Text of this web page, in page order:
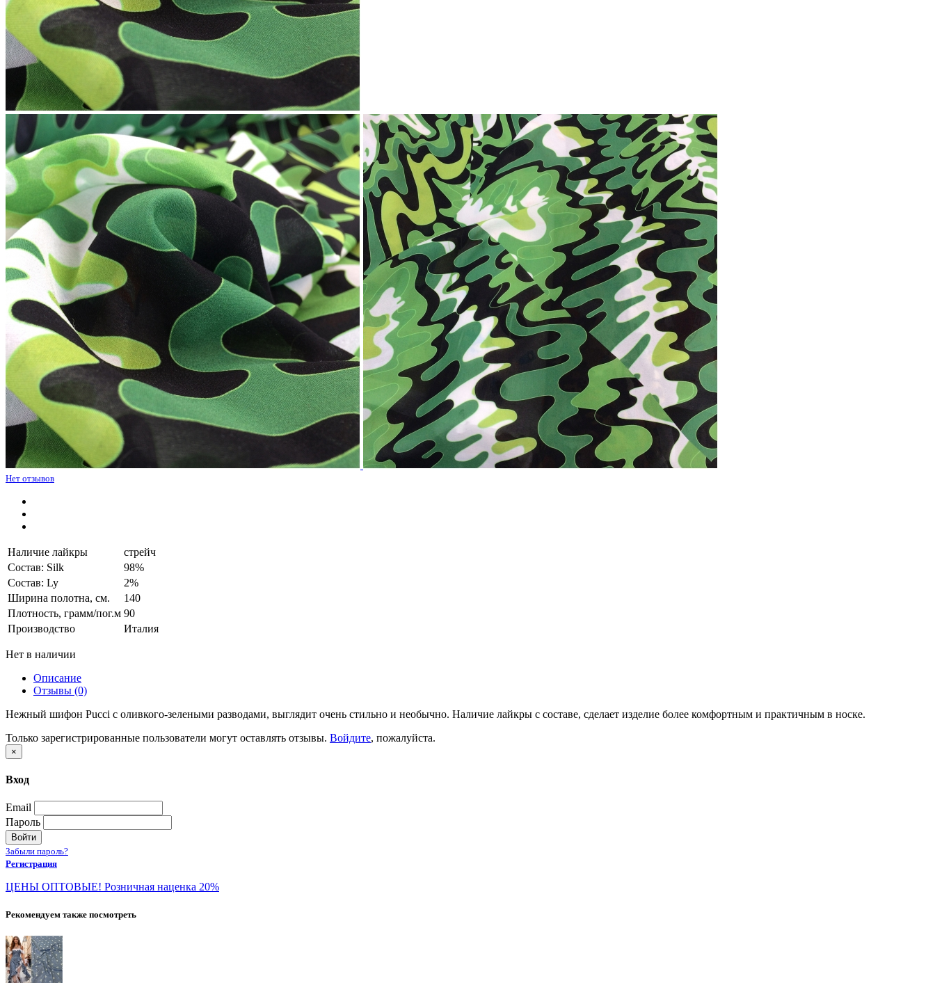
Нет отзывов
Наличие лайкры
стрейч
Состав: Silk
98%
Состав: Ly
2%
Ширина полотна, см.
140
Плотность, грамм/пог.м 90
Производство
Италия
Нет в наличии
Описание
Отзывы (0)
Нежный шифон Pucci с оливкого-зелеными разводами, выглядит очень стильно и необычно. Наличие лайкры с составе, сделает изделие более комфортным и практичным в носке.
Только зарегистрированные пользователи могут оставлять отзывы. Войдите, пожалуйста.
×
Вход
Email
Пароль
Войти
Забыли пароль?
Регистрация
ЦЕНЫ ОПТОВЫЕ! Розничная наценка 20%
Рекомендуем также посмотреть